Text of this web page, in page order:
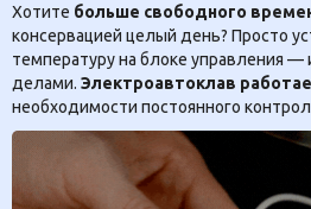
Хотите больше свободного
консервацией целый день? Просто
температуру на блоке управления —
делами. Электроавтоклав
необходимости постоянного